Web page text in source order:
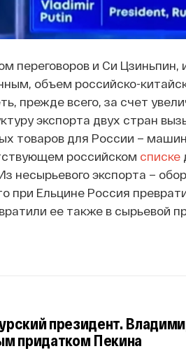
переговоров и Си
объем российско-
прежде всего, за счет
экспорта двух стран
товаров для России –
российском списке
несырьевого экспорта –
при Ельцине Россия
ее также в сырьевой
президент.
придатком Пекина